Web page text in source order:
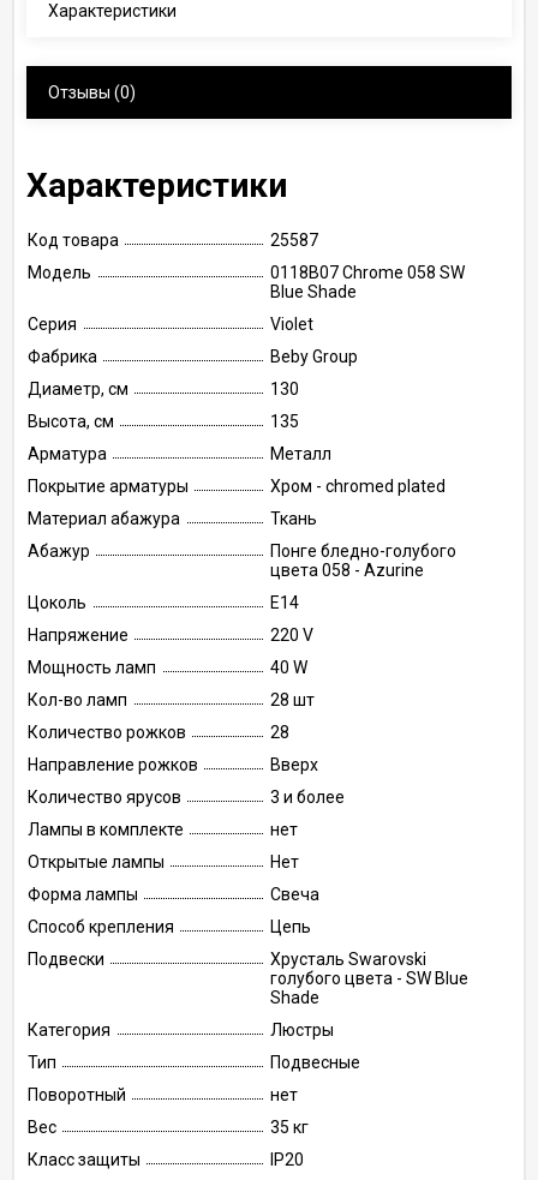
Характеристики
Отзывы (0)
Характеристики
Код товара
25587
Модель
0118B07 Chrome 058 SW
Blue Shade
Серия
Violet
Фабрика
Beby Group
Диаметр, см
130
Высота, см
135
Арматура
Металл
Покрытие арматуры
Хром - chromed plated
Материал абажура
Ткань
Абажур
Понге бледно-голубого
цвета 058 - Azurine
Цоколь
E14
Напряжение
220 V
Мощность ламп
40 W
Кол-во ламп
28 шт
Количество рожков
28
Направление рожков
Вверх
Количество ярусов
3 и более
Лампы в комплекте
нет
Открытые лампы
Нет
Форма лампы
Свеча
Способ крепления
Цепь
Подвески
Хрусталь Swarovski
голубого цвета - SW Blue
Shade
Категория
Люстры
Тип
Подвесные
Поворотный
нет
Вес
35 кг
Класс защиты
IP20